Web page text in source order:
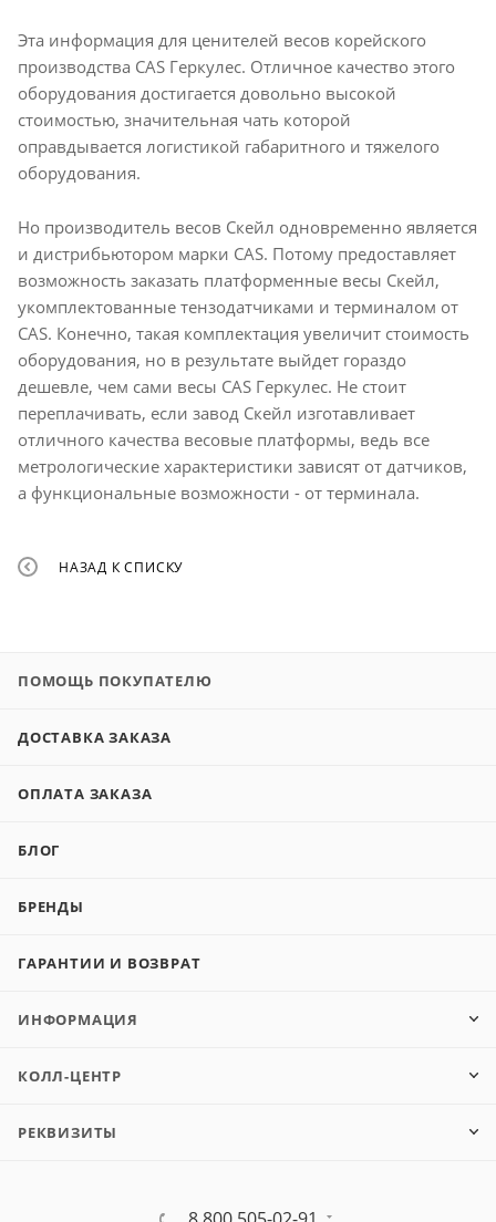
Эта информация для ценителей весов корейского
производства CAS Геркулес. Отличное качество этого
оборудования достигается довольно высокой
стоимостью, значительная чать которой
оправдывается логистикой габаритного и тяжелого
оборудования.
Но производитель весов Скейл одновременно является
и дистрибьютором марки CAS. Потому предоставляет
возможность заказать платформенные весы Скейл,
укомплектованные тензодатчиками и терминалом от
CAS. Конечно, такая комплектация увеличит стоимость
оборудования, но в результате выйдет гораздо
дешевле, чем сами весы CAS Геркулес. Не стоит
переплачивать, если завод Скейл изготавливает
отличного качества весовые платформы, ведь все
метрологические характеристики зависят от датчиков,
а функциональные возможности - от терминала.
НАЗАД К СПИСКУ
ПОМОЩЬ ПОКУПАТЕЛЮ
ДОСТАВКА ЗАКАЗА
ОПЛАТА ЗАКАЗА
БЛОГ
БРЕНДЫ
ГАРАНТИИ И ВОЗВРАТ
ИНФОРМАЦИЯ
КОЛЛ-ЦЕНТР
РЕКВИЗИТЫ